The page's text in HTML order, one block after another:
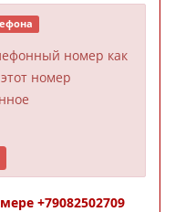
номер как
номер
+79082502709